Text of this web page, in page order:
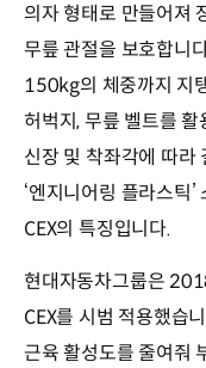
의자 형태로 만들어져
무릎 관절을 보호합니
150kg의 체중까지 지
허벅지, 무릎 벨트를
신장 및 착좌각에 따라
‘엔지니어링 플라스틱
CEX의 특징입니다.
현대자동차그룹은
CEX를 시범 적용했습
근육 활성도를 줄여줘